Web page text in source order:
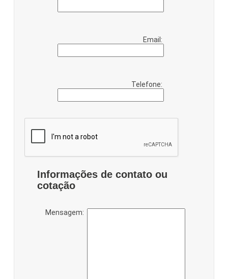
Email:
Telefone:
Informações de contato ou
cotação
Mensagem: